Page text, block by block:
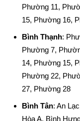
Phường 11,
15, Phường 16,
Bình Thạnh:
Phường 7,
14, Phường 15,
Phường 22,
27, Phường 28
Bình Tân: An
Hòa A, Bình